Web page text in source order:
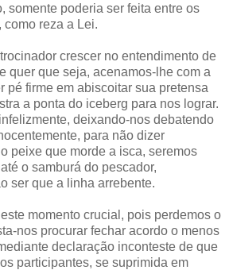
somente poderia ser feita entre os
como reza a Lei.
crescer no entendimento de
quer que seja, acenamos-lhe com a
pé firme em abiscoitar sua pretensa
a ponta do iceberg para nos lograr.
deixando-nos debatendo
para não dizer
peixe que morde a isca, seremos
o samburá do pescador,
ser que a linha arrebente.
momento crucial, pois perdemos o
nos procurar fechar acordo o menos
declaração inconteste de que
participantes, se suprimida em